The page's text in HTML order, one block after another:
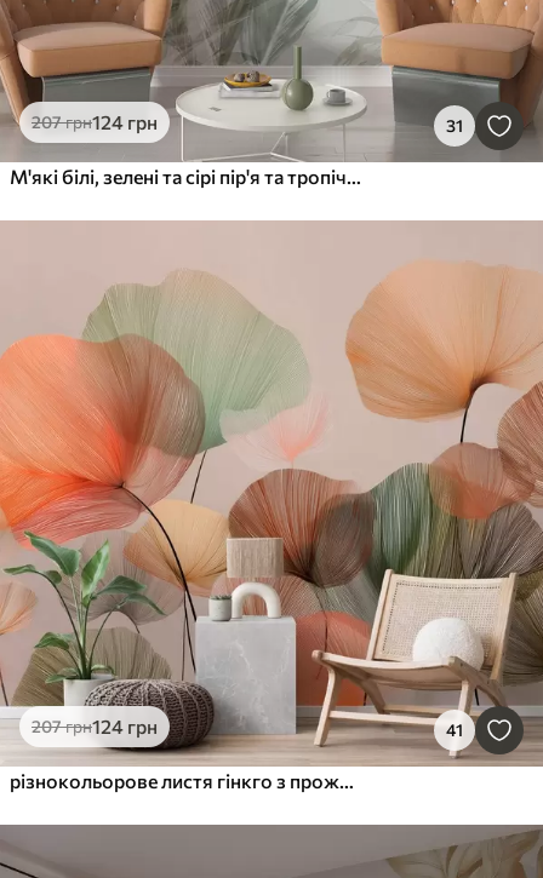
207грн124 грн 31
М'які білі, зелені та сірі пір'я та тропічні листя плавають на світлому фоні
207грн124 грн 41
різнокольорове листя гінкго з прожилками